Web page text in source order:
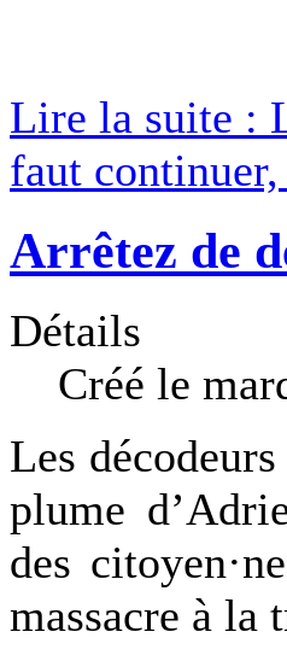
Lire la suite :
faut
Arrêtez de
Détails
Créé le
Les
plume
des
massacre à la